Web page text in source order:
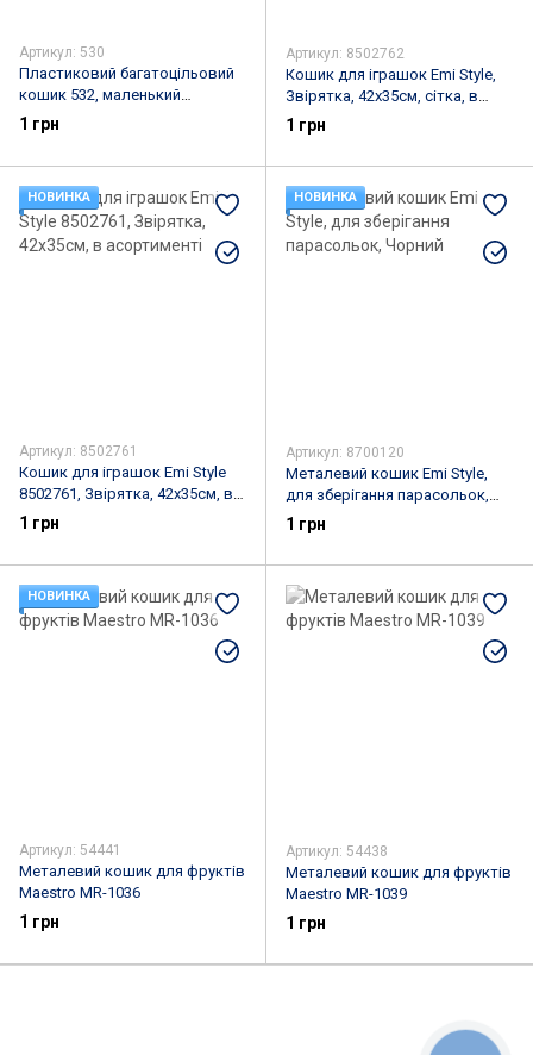
Артикул: 530
Пластиковий багатоцільовий
кошик 532, маленький
Блакитний
1 грн
Артикул: 8502762
Кошик для іграшок Emi Style,
Звірятка, 42х35см, сітка, в
асортименті
1 грн
НОВИНКА
Артикул: 8502761
Кошик для іграшок Emi Style
8502761, Звірятка, 42х35см, в
асортименті
1 грн
НОВИНКА
Артикул: 8700120
Металевий кошик Emi Style,
для зберігання парасольок,
Чорний
1 грн
НОВИНКА
Артикул: 54441
Металевий кошик для фруктів
Maestro MR-1036
1 грн
Артикул: 54438
Металевий кошик для фруктів
Maestro MR-1039
1 грн